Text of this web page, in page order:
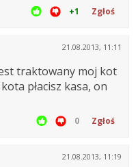
+1 Zgłoś
21.08.2013, 11:11
traktowany moj kot
płacisz kasa, on
0 Zgłoś
21.08.2013, 11:19